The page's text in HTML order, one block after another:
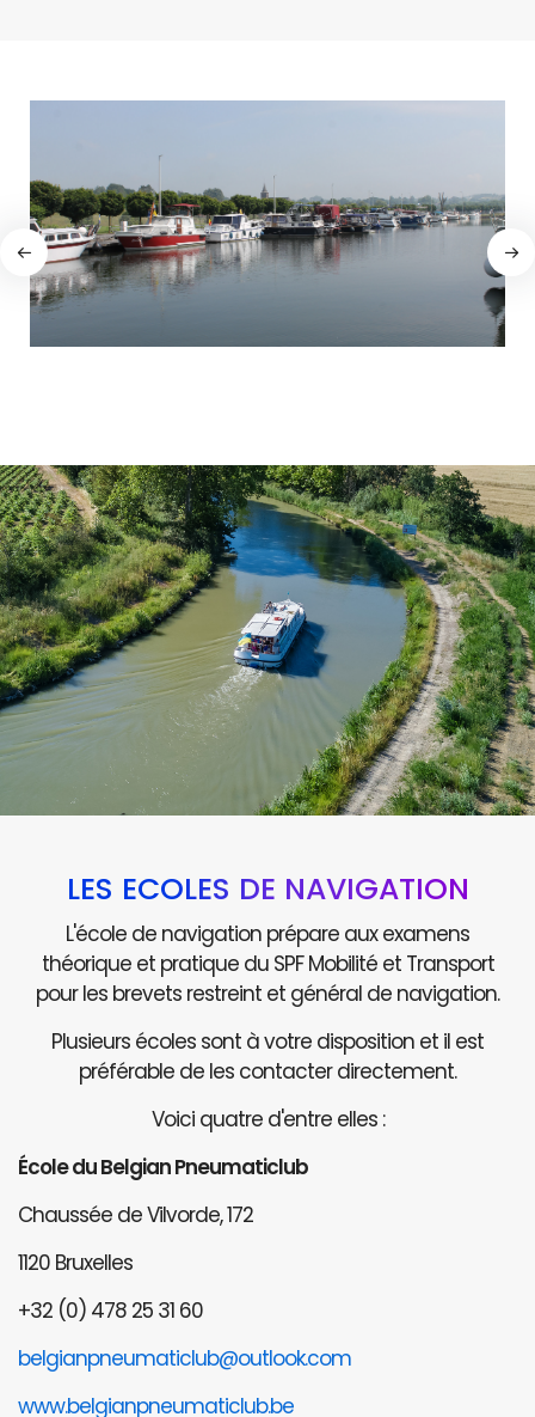
LES ÉCOLES DE NAVIGATION
L'école de navigation prépare aux examens
théorique et pratique du SPF Mobilité et Transport
pour les brevets restreint et général de navigation.
Plusieurs écoles sont à votre disposition et il est
préférable de les contacter directement.
Voici quatre d'entre elles :
École du Belgian Pneumaticlub
Chaussée de Vilvorde, 172
1120 Bruxelles
+32 (0) 478 25 31 60
belgianpneumaticlub@outlook.com
www.belgianpneumaticlub.be